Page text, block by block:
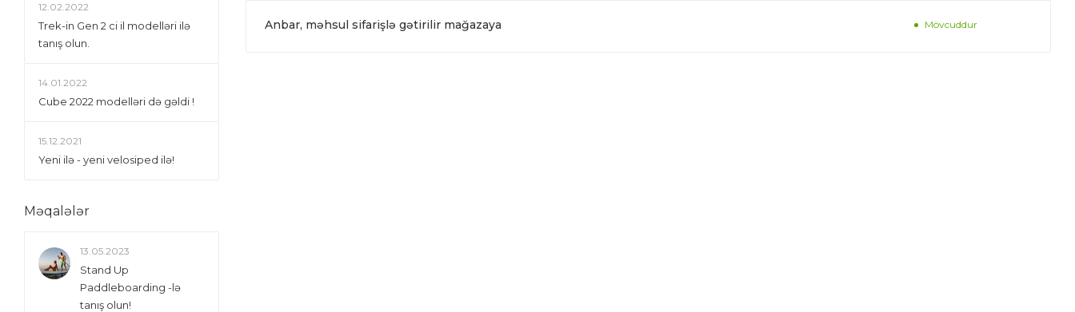
Anbar, məhsul sifarişlə gətirilir mağazaya Mövcuddur
12.02.2022
Trek-in Gen 2 ci il modelləri ilə
tanış olun.
14.01.2022
Сube 2022 modelləri də gəldi !
15.12.2021
Yeni ilə - yeni velosiped ilə!
Məqalələr
13.05.2023
Stand Up
Paddleboarding -lə
tanış olun!